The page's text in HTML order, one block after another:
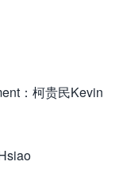
：柯贵民Kevin